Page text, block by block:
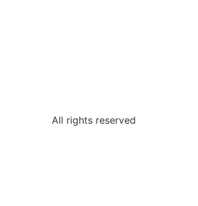
All rights reserved